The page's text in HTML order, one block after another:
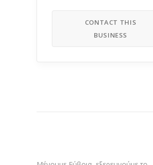
CONTACT THIS
BUSINESS